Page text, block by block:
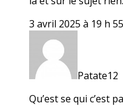
3 avril 2025 à 19 h
Patate12
Qu’est se qui c’est